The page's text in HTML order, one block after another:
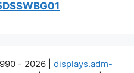
- 2026 | displays.adm-